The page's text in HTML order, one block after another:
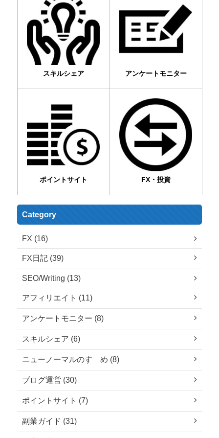
スキルシェア アンケートモニター
ポイントサイト FX・投資
Category
FX (16)
FX日記 (39)
SEO/Writing (13)
アフィリエイト (11)
アンケートモニター (8)
スキルシェア (6)
ニューノーマルのすゝめ (8)
ブログ運営 (30)
ポイントサイト (7)
副業ガイド (31)